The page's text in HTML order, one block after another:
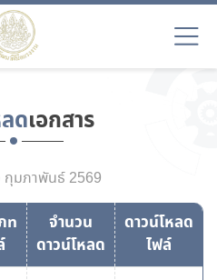
ดเอกสาร
กุมภาพันธ์ 2569
ท
จำนวน
ดาวน์โหลด
ดาวน์โหลด
ไฟล์